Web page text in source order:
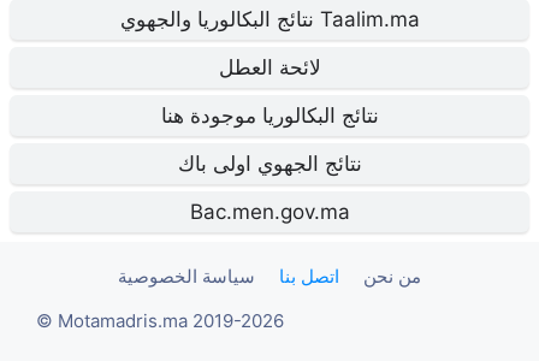
Taalim.ma نتائج البكالوريا والجهوي
لائحة العطل
نتائج البكالوريا موجودة هنا
نتائج الجهوي اولى باك
Bac.men.gov.ma
من نحن اتصل بنا
سياسة الخصوصية
Motamadris.ma 2019-2026 ©